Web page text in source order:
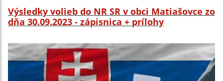
Výsledky volieb do NR SR v obci Matiašovce zo
dňa 30.09.2023 - zápisnica + prílohy